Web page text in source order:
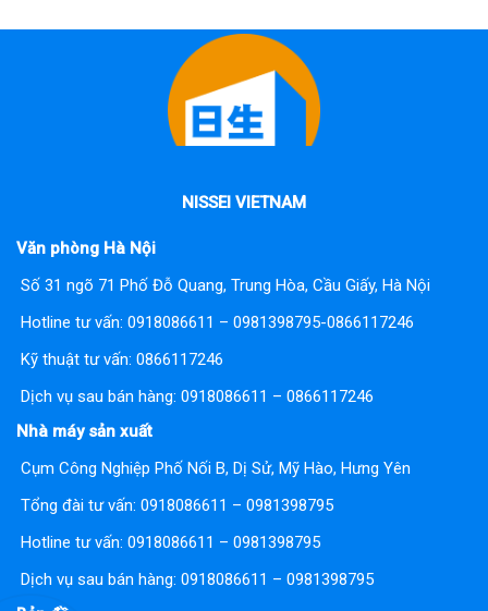
NISSEI VIETNAM
Văn phòng Hà Nội
Số 31 ngõ 71 Phố Đỗ Quang, Trung Hòa, Cầu Giấy, Hà Nội
Hotline tư vấn: 0918086611 – 0981398795-0866117246
Kỹ thuật tư vấn: 0866117246
Dịch vụ sau bán hàng: 0918086611 – 0866117246
Nhà máy sản xuất
Cụm Công Nghiệp Phố Nối B, Dị Sử, Mỹ Hào, Hưng Yên
Tổng đài tư vấn: 0918086611 – 0981398795
Hotline tư vấn: 0918086611 – 0981398795
Dịch vụ sau bán hàng: 0918086611 – 0981398795